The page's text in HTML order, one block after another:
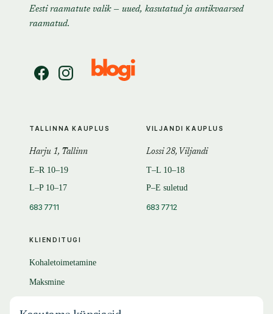
Eesti raamatute valik — uued, kasutatud ja antikvaarsed
raamatud.
KLIENDITUGI
Kohaletoimetamine
Maksmine
TALLINNA KAUPLUS
Harju 1, Tallinn
E–R 10–19
L–P 10–17
683 7711
VILJANDI KAUPLUS
Lossi 28, Viljandi
T–L 10–18
P–E suletud
683 7712